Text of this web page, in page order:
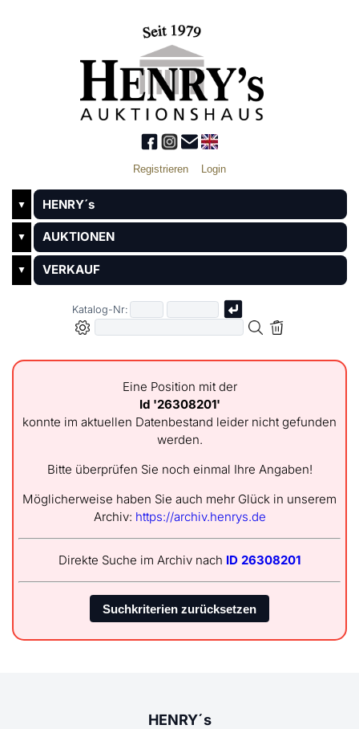
Registrieren Login
▼ HENRY´s
▼ AUKTIONEN
▼ VERKAUF
Katalog-Nr:
Eine Position mit der
Id '26308201'
konnte im aktuellen Datenbestand leider nicht gefunden
werden.
Bitte überprüfen Sie noch einmal Ihre Angaben!
Möglicherweise haben Sie auch mehr Glück in unserem
Archiv: https://archiv.henrys.de
Direkte Suche im Archiv nach ID 26308201
HENRY´s